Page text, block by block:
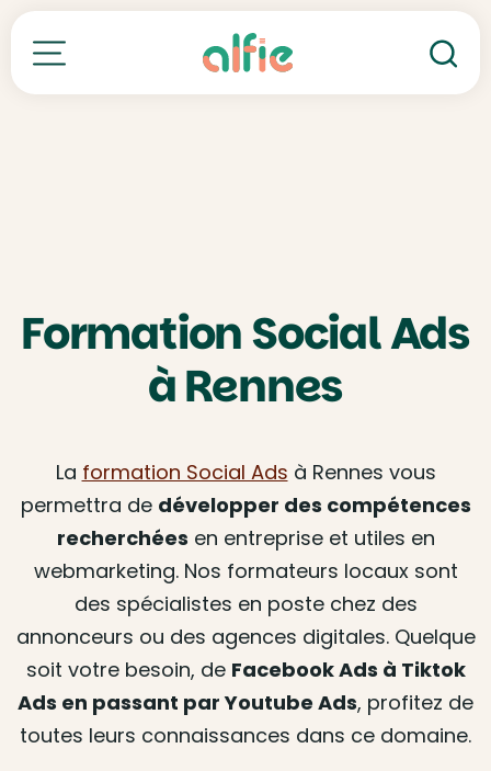
Toutes nos formations
Formation Social Ads
à Rennes
La formation Social Ads à Rennes vous
permettra de développer des compétences
recherchées en entreprise et utiles en
webmarketing. Nos formateurs locaux sont
des spécialistes en poste chez des
annonceurs ou des agences digitales. Quelque
soit votre besoin, de Facebook Ads à Tiktok
Ads en passant par Youtube Ads, profitez de
toutes leurs connaissances dans ce domaine.